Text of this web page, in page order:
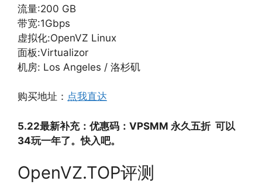
流量:200 GB
带宽:1Gbps
虚拟化:OpenVZ Linux
面板:Virtualizor
机房: Los Angeles / 洛杉矶
购买地址： 点我直达
5.22最新补充：优惠码：VPSMM 永久五折 可以
34玩一年了。快入吧。
OpenVZ.TOP评测